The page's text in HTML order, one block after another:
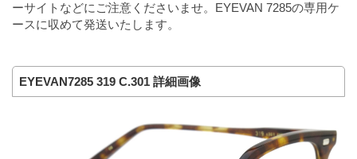
ーサイトなどにご注意くださいませ。EYEVAN 7285の専用ケ
ースに収めて発送いたします。
EYEVAN7285 319 C.301 詳細画像